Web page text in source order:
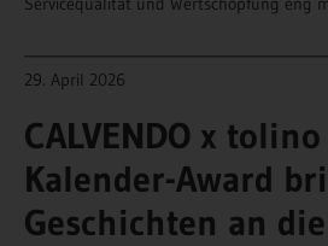
29. April 2026
CALVENDO x
Kalender-Award
Geschichten an